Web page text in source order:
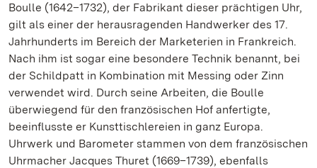
Boulle (1642–1732), der Fabrikant dieser prächtigen Uhr,
gilt als einer der herausragenden Handwerker des 17.
Jahrhunderts im Bereich der Marketerien in Frankreich.
Nach ihm ist sogar eine besondere Technik benannt, bei
der Schildpatt in Kombination mit Messing oder Zinn
verwendet wird. Durch seine Arbeiten, die Boulle
überwiegend für den französischen Hof anfertigte,
beeinflusste er Kunsttischlereien in ganz Europa.
Uhrwerk und Barometer stammen von dem französischen
Uhrmacher Jacques Thuret (1669–1739), ebenfalls